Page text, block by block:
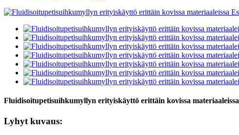
Fluidisoitupetisuihkumyllyn erityiskäyttö erittäin kovissa materiaaleissa
Lyhyt kuvaus: